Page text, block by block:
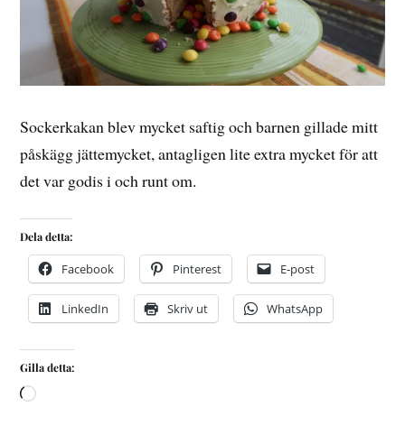
Sockerkakan blev mycket saftig och barnen gillade mitt
påskägg jättemycket, antagligen lite extra mycket för att
det var godis i och runt om.
Dela detta:
Facebook Pinterest E-post
LinkedIn Skriv ut WhatsApp
Gilla detta: